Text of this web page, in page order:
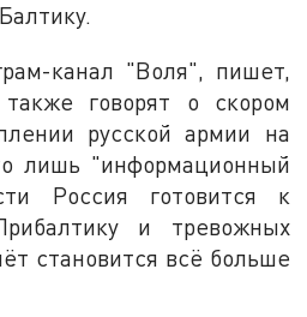
канал "Воля", пишет,
говорят о скором
русской армии на
лишь "информационный
Россия готовится к
и тревожных
становится всё больше